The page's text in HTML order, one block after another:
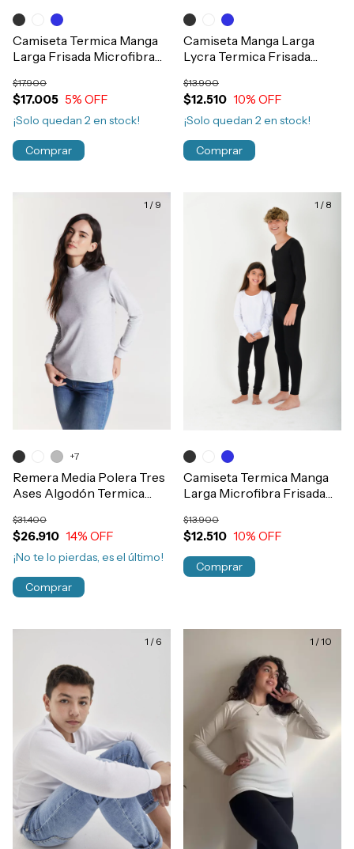
Camiseta Termica Manga
Larga Frisada Microfibra
$17.005
$17.900
5% OFF
¡Solo quedan 2en stock!
Comprar
Camiseta Manga Larga
Lycra Termica Frisada
$12.510
$13.900
10% OFF
¡Solo quedan 2en stock!
Comprar
1 / 9
Remera Media Polera Tres
Ases Algodón Termica
$26.910
$31.400
14% OFF
¡No te lo pierdas, es el último!
+7
Comprar
1 / 8
Camiseta Termica Manga
Larga Microfibra Frisada
$12.510
$13.900
10% OFF
Comprar
1 / 6 1 /10